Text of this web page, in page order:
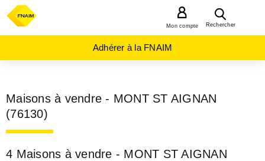
Rechercher
Mon compte
Adhérer à la FNAIM
Maisons à vendre - MONT ST AIGNAN
(76130)
4 Maisons à vendre - MONT ST AIGNAN